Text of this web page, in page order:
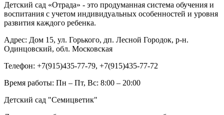
Детский сад «Отрада» - это продуманная система обучения и
воспитания с учетом индивидуальных особенностей и уровня
развития каждого ребенка.
Адрес: Дом 15, ул. Горького, дп. Лесной Городок, р-н.
Одинцовский, обл. Московская
Телефон: +7(915)435-77-79, +7(915)435-77-72
Время работы: Пн – Пт, Вс: 8:00 – 20:00
Детский сад "Cемицветик"